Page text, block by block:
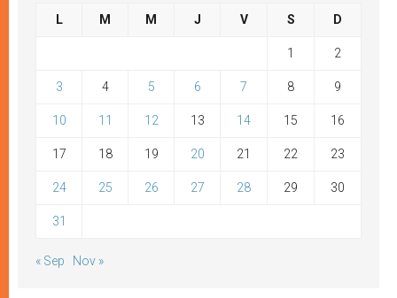
L M M J V S D
1 2
3 4 5 6 7 8 9
10 11 12 13 14 15 16
17 18 19 20 21 22 23
24 25 26 27 28 29 30
31
« Sep Nov »